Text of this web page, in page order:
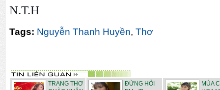
N.T.H
Tags: Nguyễn Thanh Huyền, Thơ
TRANG THƠ
ĐỪNG HỎI
MÙA